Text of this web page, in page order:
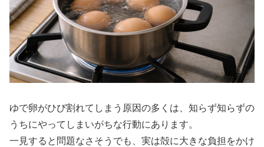
ゆで卵がひび割れてしまう原因の多くは、知らず知らずの
うちにやってしまいがちな行動にあります。
一見すると問題なさそうでも、実は殻に大きな負担をかけ